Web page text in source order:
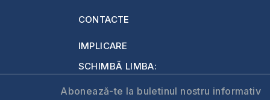
CONTACTE
IMPLICARE
SCHIMBĂ LIMBA:
Abonează-te la buletinul nostru informativ